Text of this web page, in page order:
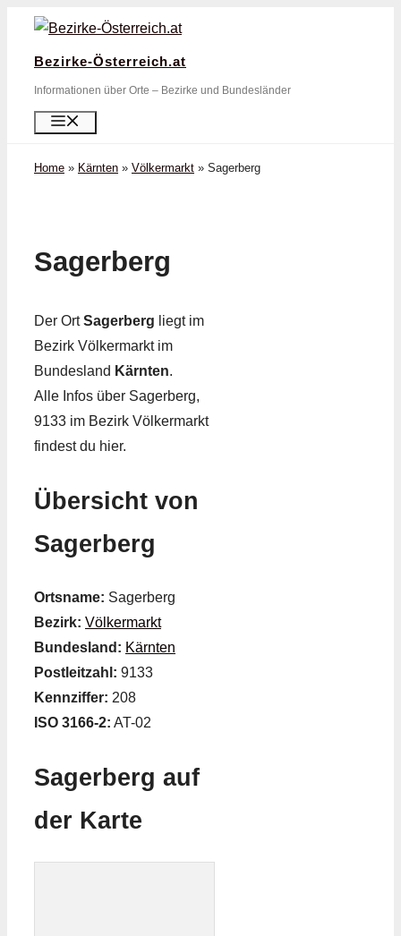
Zum
springen
Bezirke-Österreich.at
Informationen über Orte – Bezirke und Bundesländer
Home » Kärnten » Völkermarkt » Sagerberg
Sagerberg
Der OrtSagerberg liegt im
Bezirk Völkermarkt im
Bundesland Kärnten.
Alle Infos über Sagerberg,
9133 im Bezirk Völkermarkt
findest du hier.
Übersicht von
Sagerberg
Ortsname: Sagerberg
Bezirk: Völkermarkt
Bundesland: Kärnten
Postleitzahl: 9133
Kennziffer: 208
ISO 3166-2: AT-02
Sagerberg auf
der Karte